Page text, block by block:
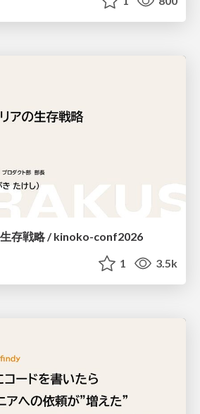
存戦略 / kinoko-conf2026
1 3.5k